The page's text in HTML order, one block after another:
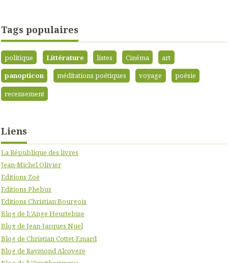
Tags populaires
politique Littérature listes Cinéma
art
panopticon
méditations poétiques voyage
poésie
recensement
Liens
La République des livres
Jean-Michel Olivier
Editions Zoé
Editions Phebus
Editions Christian Bourgois
Blog de l\'Ange Heurtebise
Blog de Jean-Jacques Nuel
Blog de Christian Cottet-Emard
Blog de Raymond Alcovere